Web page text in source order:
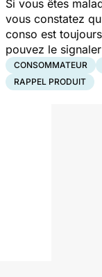
Si vous êtes
vous constatez
conso est
pouvez le
CONSOMMATEUR
RAPPEL PRODUIT